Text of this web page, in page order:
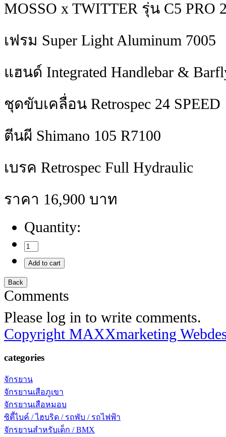
MOSSO x TWITTER รุ่น C5 PRO
เฟรม Super Light Aluminum 7005
แฮนด์ Integrated Handlebar &
ชุดขับเคลื่อน Retrospec 24 SPEED
ตีนผี Shimano 105 R7100
เบรค Retrospec Full Hydraulic
ราคา 16,900 บาท
Quantity:
Comments
Please log in to write comments.
Copyright MAXXmarketing
categories
จักรยาน
จักรยานเสือภูเขา
จักรยานเสือหมอบ
ซิตี้ไบค์ / ไฮบริด / รถพับ / รถไฟฟ้า
จักรยานสำหรับเด็ก / BMX